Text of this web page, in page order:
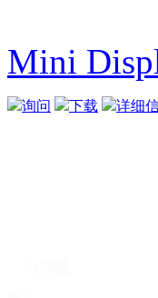
Mini
询问 下载 详细